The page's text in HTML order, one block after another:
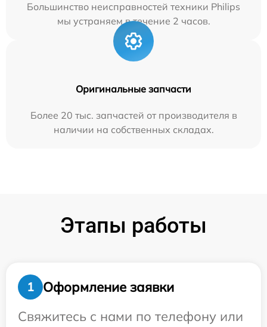
Большинство неисправностей техники Philips
мы устраняем в течение 2 часов.
Оригинальные запчасти
Более 20 тыс. запчастей от производителя в
наличии на собственных складах.
Этапы работы
1
Оформление заявки
Свяжитесь с нами по телефону или